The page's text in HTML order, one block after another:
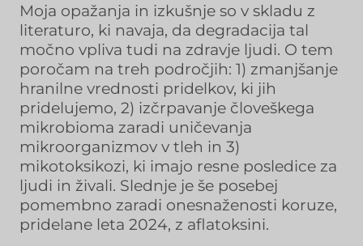
Moja opažanja in izkušnje so v skladu z
literaturo, ki navaja, da degradacija tal
močno vpliva tudi na zdravje ljudi. O tem
poročam na treh področjih: 1) zmanjšanje
hranilne vrednosti pridelkov, ki jih
pridelujemo, 2) izčrpavanje človeškega
mikrobioma zaradi uničevanja
mikroorganizmov v tleh in 3)
mikotoksikozi, ki imajo resne posledice za
ljudi in živali. Slednje je še posebej
pomembno zaradi onesnaženosti koruze,
pridelane leta 2024, z aflatoksini.